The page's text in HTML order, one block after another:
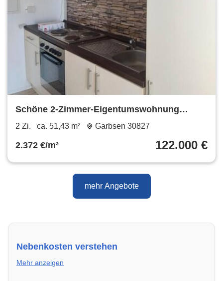
Schöne 2-Zimmer-Eigentumswohnung
Garbsen Stelingen Provisionsfrei
2 Zi. ca. 51,43 m² Garbsen 30827
2.372 €/m² 122.000 €
mehr Angebote
Nebenkosten verstehen
Mehr anzeigen